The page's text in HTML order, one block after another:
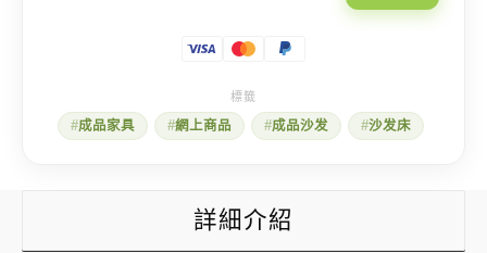
成品家具 網上商品 成品沙发 沙发床
詳細介紹